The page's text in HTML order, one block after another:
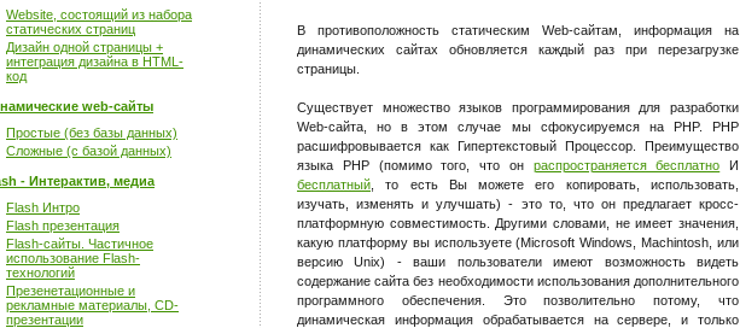
Website, состоящий из набора
статических страниц
Дизайн одной страницы +
интеграция дизайна в HTML-
код
web-сайты
Простые (без базы данных)
Сложные (с базой данных)
- Интерактив, медиа
Flash Интро
Flash презентация
Flash-сайты. Частичное
использование Flash-
технологий
Презенетационные и
рекламные материалы, CD-
презентации
В противоположность статическим Web-сайтам, информация на
динамических сайтах обновляется каждый раз при перезагрузке
страницы.
Существует множество языков программирования для разработки
Web-сайта, но в этом случае мы сфокусируемся на PHP. PHP
расшифровывается как Гипертекстовый Процессор. Преимущество
языка PHP (помимо того, что он распространяется бесплатно И
бесплатный , то есть Вы можете его копировать, использовать,
изучать, изменять и улучшать) - это то, что он предлагает кросс-
платформную совместимость. Другими словами, не имеет значения,
какую платформу вы используете (Microsoft Windows, Machintosh, или
версию Unix) - ваши пользователи имеют возможность видеть
содержание сайта без необходимости использования дополнительного
программного обеспечения. Это позволительно потому, что
динамическая информация обрабатывается на сервере, и только